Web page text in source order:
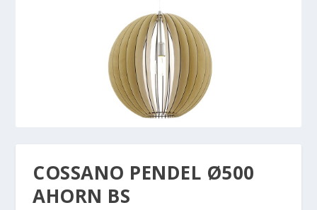
COSSANO PENDEL Ø500
AHORN BS